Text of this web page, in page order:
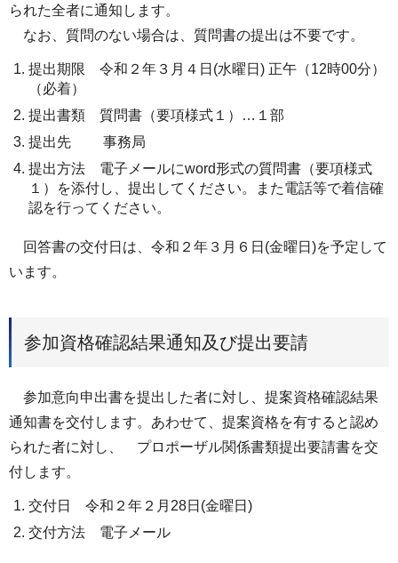
られた全者に通知します。
なお、質問のない場合は、質問書の提出は不要です。
提出期限 令和２年３月４日(水曜日) 正午（12時00分）
（必着）
提出書類 質問書（要項様式１）…１部
提出先 事務局
提出方法 電子メールにword形式の質問書（要項様式
１）を添付し、提出してください。また電話等で着信確
認を行ってください。
回答書の交付日は、令和２年３月６日(金曜日)を予定して
います。
参加資格確認結果通知及び提出要請
参加意向申出書を提出した者に対し、提案資格確認結果
通知書を交付します。あわせて、提案資格を有すると認め
られた者に対し、 プロポーザル関係書類提出要請書を交
付します。
交付日 令和２年２月28日(金曜日)
交付方法 電子メール